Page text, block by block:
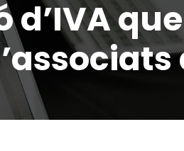
d’IVA